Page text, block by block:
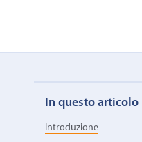
In questo articolo
Introduzione